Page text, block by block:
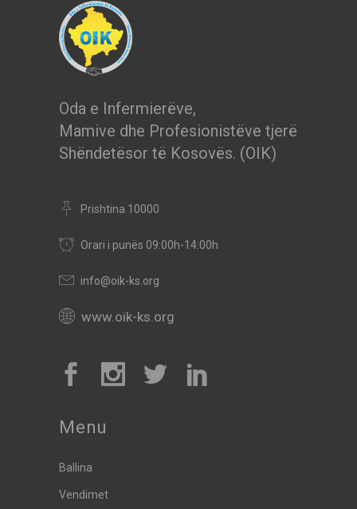
Oda e Infermierëve,
Mamive dhe Profesionistëve tjerë
Shëndetësor të Kosovës. (OIK)
Prishtina 10000
Orari i punës 09:00h-14:00h
info@oik-ks.org
www.oik-ks.org
Menu
Ballina
Vendimet